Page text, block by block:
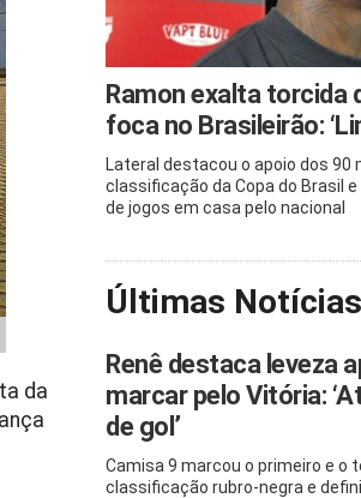
da
Ramon exalta torcida
foca no Brasileirão:
Lateral destacou o apoio dos 90
classificação da Copa do Brasil
de jogos em casa pelo nacional
Últimas Notícias
Renê destaca leveza
marcar pelo Vitória:
de gol’
Camisa 9 marcou o primeiro e o
classificação rubro-negra e